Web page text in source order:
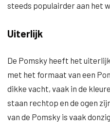
steeds populairder aan het
Uiterlijk
De Pomsky heeft het
met het formaat van een
dikke vacht, vaak in de
staan rechtop en de ogen
van de Pomsky is vaak